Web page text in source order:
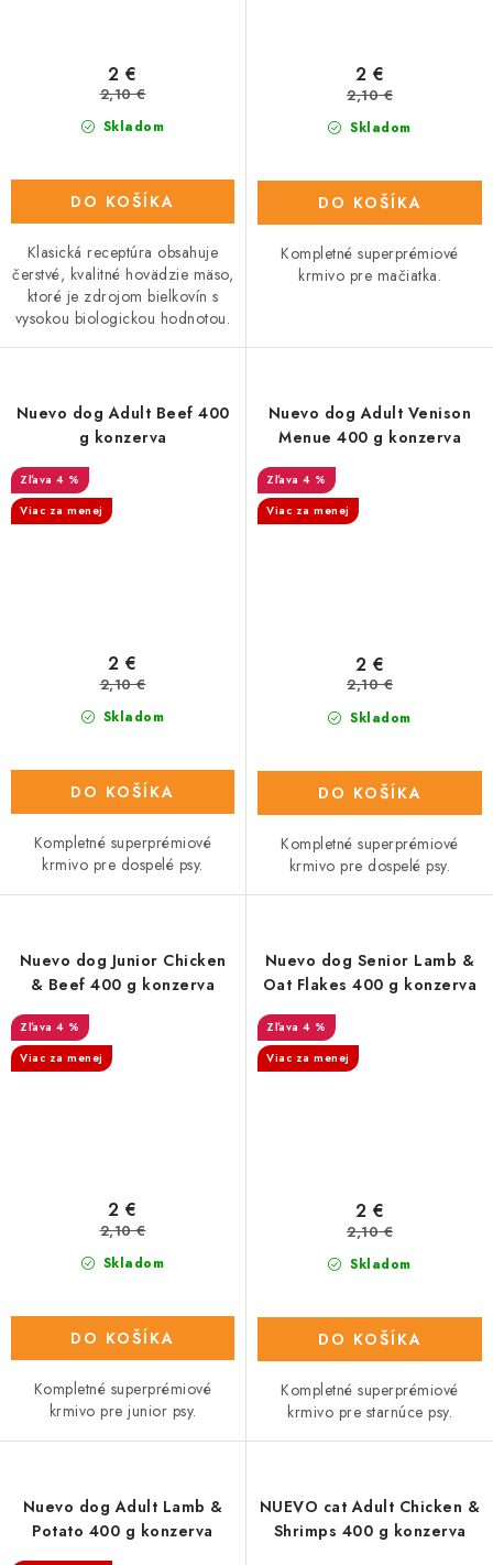
Skladom
2 €
2,10 €
DO KOŠÍKA
Klasická receptúra obsahuje
čerstvé, kvalitné hovädzie mäso,
ktoré je zdrojom bielkovín s
vysokou biologickou hodnotou.
Skladom
2 €
2,10 €
DO KOŠÍKA
Kompletné superprémiové
krmivo pre mačiatka.
Nuevo dog Adult Beef 400
g konzerva
4 %
Viac za menej
Skladom
2 €
2,10 €
DO KOŠÍKA
Kompletné superprémiové
krmivo pre dospelé psy.
Nuevo dog Adult Venison
Menue 400 g konzerva
4 %
Viac za menej
Skladom
2 €
2,10 €
DO KOŠÍKA
Kompletné superprémiové
krmivo pre dospelé psy.
Nuevo dog Junior Chicken
& Beef 400 g konzerva
4 %
Viac za menej
Skladom
2 €
2,10 €
DO KOŠÍKA
Kompletné superprémiové
krmivo pre junior psy.
Nuevo dog Senior Lamb &
Oat Flakes 400 g konzerva
4 %
Viac za menej
Skladom
2 €
2,10 €
DO KOŠÍKA
Kompletné superprémiové
krmivo pre starnúce psy.
Nuevo dog Adult Lamb &
Potato 400 g konzerva
NUEVO cat Adult Chicken &
Shrimps 400 g konzerva